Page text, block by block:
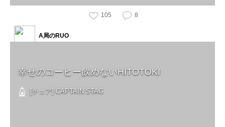
105 8
幸せのコーヒー飲めないHITOTOKI
[チェア] CAPTAIN STAG
A局のRUO